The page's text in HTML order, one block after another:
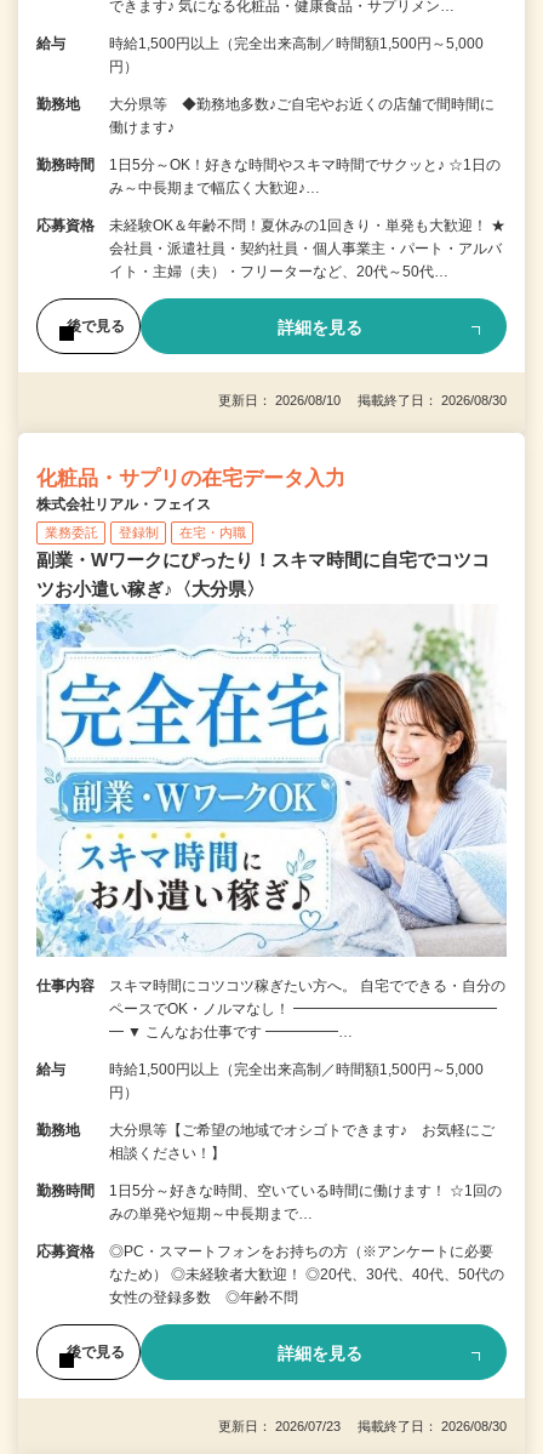
できます♪ 気になる化粧品・健康食品・サプリメン…
給与
時給1,500円以上（完全出来高制／時間額1,500円～5,000
円）
勤務地
大分県等 ◆勤務地多数♪ご自宅やお近くの店舗で間時間に
働けます♪
勤務時間
1日5分～OK！好きな時間やスキマ時間でサクッと♪ ☆1日の
み～中長期まで幅広く大歓迎♪…
応募資格
未経験OK＆年齢不問！夏休みの1回きり・単発も大歓迎！ ★
会社員・派遣社員・契約社員・個人事業主・パート・アルバ
イト・主婦（夫）・フリーターなど、20代～50代…
後で見る 詳細を見る
更新日： 2026/08/10 掲載終了日： 2026/08/30
化粧品・サプリの在宅データ入力
株式会社リアル・フェイス
業務委託 登録制 在宅・内職
副業・Wワークにぴったり！スキマ時間に自宅でコツコ
ツお小遣い稼ぎ♪〈大分県〉
仕事内容
スキマ時間にコツコツ稼ぎたい方へ。 自宅でできる・自分の
ペースでOK・ノルマなし！ ━━━━━━━━━━━━━━
━ ▼ こんなお仕事です ━━━━━…
給与
時給1,500円以上（完全出来高制／時間額1,500円～5,000
円）
勤務地
大分県等【ご希望の地域でオシゴトできます♪ お気軽にご
相談ください！】
勤務時間
1日5分～好きな時間、空いている時間に働けます！ ☆1回の
みの単発や短期～中長期まで…
応募資格
◎PC・スマートフォンをお持ちの方（※アンケートに必要
なため） ◎未経験者大歓迎！ ◎20代、30代、40代、50代の
女性の登録多数 ◎年齢不問
後で見る 詳細を見る
更新日： 2026/07/23 掲載終了日： 2026/08/30